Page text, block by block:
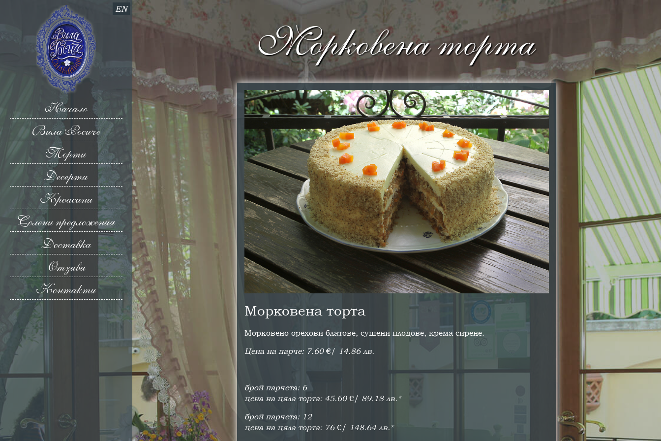
Начало
Вила Росиче
Торти
Десерти
Кроасани
Солени предложения
Доставка
Отзиви
Контакти
EN
Морковена торта
Морковена торта
Морковено орехови блатове, сушени плодове, крема сирене.
Цена на парче: 7.60 €/ 14.86 лв.
брой парчета: 6
цена на цяла торта: 45.60 €/ 89.18 лв.*
брой парчета: 12
цена на цяла торта: 76 €/ 148.64 лв.*